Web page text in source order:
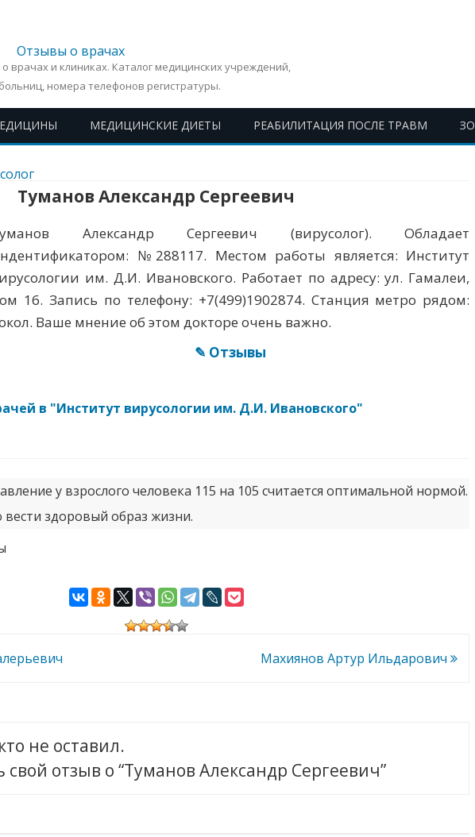
Отзывы о врачах
и клиниках. Каталог медицинских учреждений,
номера телефонов регистратуры.
МЕДИЦИНСКИЕ ДИЕТЫ РЕАБИЛИТАЦИЯ ПОСЛЕ ТРАВМ
Перейти
Туманов Александр Сергеевич
Александр Сергеевич (вирусолог). Обладает
№288117. Местом работы является: Институт
им. Д.И. Ивановского. Работает по адресу: ул. Гамалеи,
16. Запись по телефону: +7(499)1902874. Станция метро рядом:
Ваше мнение об этом докторе очень важно.
✎ Отзывы
в "Институт вирусологии им. Д.И. Ивановского"
у взрослого человека 115 на 105 считается оптимальной нормой.
здоровый образ жизни.
Махиянов Артур Ильдарович
не оставил.
отзыв о “Туманов Александр Сергеевич”